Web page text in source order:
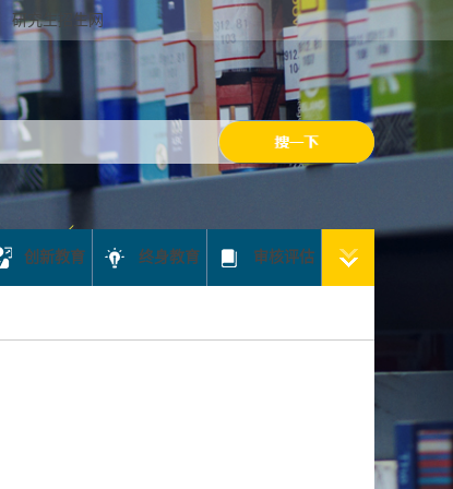
研究生招生网
创新教育 终身教育 审核评估